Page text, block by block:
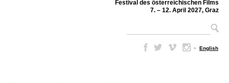
Festival des österreichischen Films
7. – 12. April 2027, Graz
– English